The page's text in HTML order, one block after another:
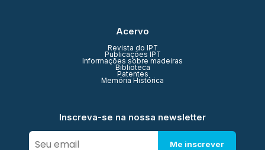
Acervo
Revista do IPT
Publicações IPT
Informações sobre madeiras
Biblioteca
Patentes
Memória Histórica
Inscreva-se na nossa newsletter
Me inscrever